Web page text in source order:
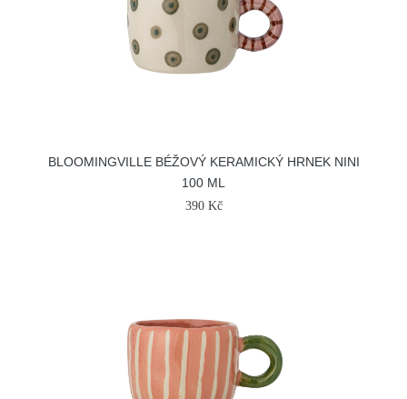
BLOOMINGVILLE BÉŽOVÝ KERAMICKÝ HRNEK NINI
100 ML
390 Kč